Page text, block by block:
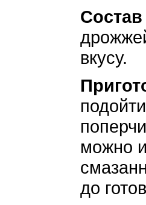
Состав
вкусу.
можно
до